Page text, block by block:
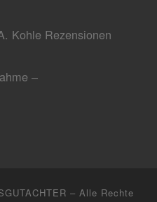
Kohle Rezensionen
–
– Alle Rechte